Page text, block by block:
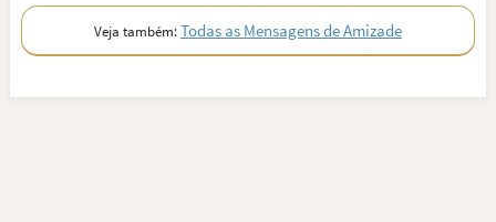
Veja também:Todas as Mensagens de Amizade